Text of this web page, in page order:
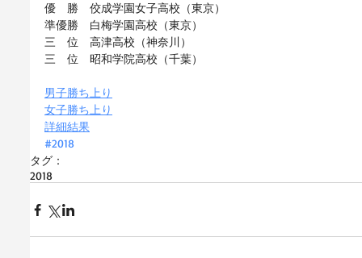
優　勝　佼成学園女子高校（東京）
準優勝　白梅学園高校（東京）
三　位　高津高校（神奈川）
三　位　昭和学院高校（千葉）
男子勝ち上り
女子勝ち上り
詳細結果
#2018
タグ：
2018